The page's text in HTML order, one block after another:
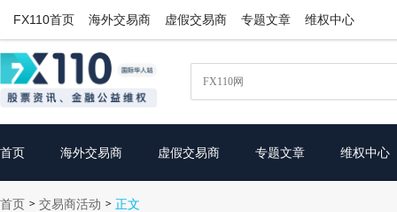
FX110首页 海外交易商 虚假交易商 专题文章 维权中心
首页 海外交易商 虚假交易商 专题文章 维权中心
首页 > 交易商活动 > 正文